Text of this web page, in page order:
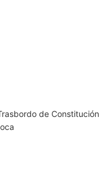
de Constitución